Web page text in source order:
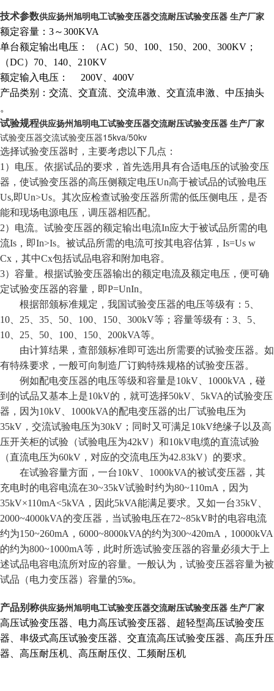
技术参数供应扬州旭明电工试验变压器交流耐压试验变压器 生产厂家
额定容量：3～300KVA
单台额定输出电压： （AC）50、100、150、200、300KV；
（DC）70、140、210KV
额定输入电压： 200V、400V
产品类别：交流、交直流、交流串激、交直流串激、中压抽头
。
试验规程供应扬州旭明电工试验变压器交流耐压试验变压器 生产厂家
试验变压器交流试验变压器15kva/50kv
选择试验变压器时，主要考虑以下几点：
1）电压。依据试品的要求，首先选用具有合适电压的试验变压
器，使试验变压器的高压侧额定电压Un高于被试品的试验电压
Us,即Un>Us。其次应检查试验变压器所需的低压侧电压，是否
能和现场电源电压，调压器相匹配。
2）电流。试验变压器的额定输出电流In应大于被试品所需的电
流Is，即In>Is。被试品所需的电流可按其电容估算，Is=Us w
Cx，其中Cx包括试品电容和附加电容。
3）容量。根据试验变压器输出的额定电流及额定电压，便可确
定试验变压器的容量，即P=UnIn。
根据部颁标准规定，我国试验变压器的电压等级有：5、
10、25、35、50、100、150、300kV等；容量等级有：3、5、
10、25、50、100、150、200kVA等。
由计算结果，查部颁标准即可选出所需要的试验变压器。如
有特殊要求，一般可向制造厂订购特殊规格的试验变压器。
例如配电变压器的电压等级和容量是10kV、1000kVA，碰
到的试品又基本上是10kV的，就可选择50kV、5kVA的试验变压
器，因为10kV、1000kVA的配电变压器的出厂试验电压为
35kV，交流试验电压为30kV；同时又可满足10kV绝缘子以及高
压开关柜的试验（试验电压为42kV）和10kV电缆的直流试验
（直流电压为60kV，对应的交流电压为42.83kV）的要求。
在试验容量方面，一台10kV、1000kVA的被试变压器，其
充电时的电容电流在30~35kV试验时约为80~110mA，因为
35kV×110mA<5kVA，因此5kVA能满足要求。又如一台35kV、
2000~4000kVA的变压器，当试验电压在72~85kV时的电容电流
约为150~260mA，6000~8000kVA的约为300~420mA，10000kVA
的约为800~1000mA等，此时所选试验变压器的容量必须大于上
述试品电容电流所对应的容量。一般认为，试验变压器容量为被
试品（电力变压器）容量的5‰。
产品别称供应扬州旭明电工试验变压器交流耐压试验变压器 生产厂家
高压试验变压器、电力高压试验变压器、超轻型高压试验变压
器、串级式高压试验变压器、交直流高压试验变压器、高压升压
器、高压耐压机、高压耐压仪、工频耐压机